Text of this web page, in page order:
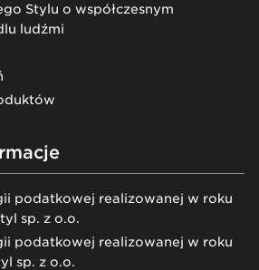
Stylu o współczesnym
ludźmi
podatkowej realizowanej w roku
sp. z o.o.
podatkowej realizowanej w roku
sp. z o.o.